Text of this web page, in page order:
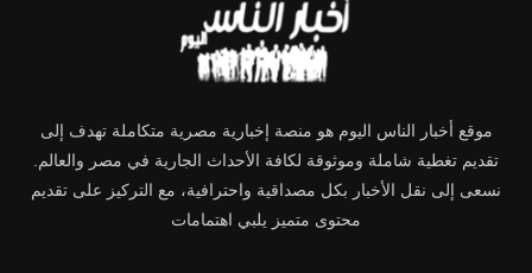
موقع أخبار الناس اليوم هو منصة إخبارية مصرية متكاملة تهدف إلى
تقديم تغطية شاملة وموثوقة لكافة الأحداث الجارية في مصر والعالم.
نسعى إلى نقل الأخبار بكل مصداقية واحترافية، مع التركيز على تقديم
محتوى متميز يلبي اهتمامات